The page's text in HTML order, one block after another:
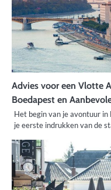
Advies voor een Vlotte
Boedapest en
Het begin van je avontuur
je eerste indrukken van de